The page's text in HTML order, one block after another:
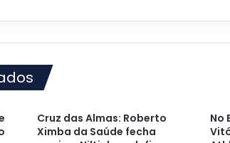
Cruz das Almas: Roberto
Ximba da Saúde fecha
No